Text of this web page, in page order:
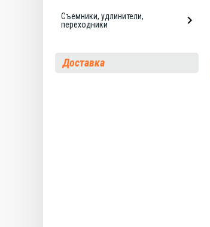
Съемники, удлинители,
переходники
Доставка